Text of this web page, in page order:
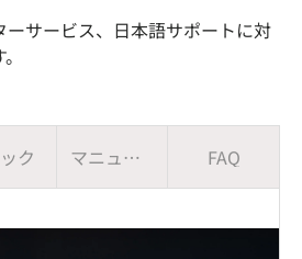
ーサービス、日本語サポートに対
ク マニュアル FAQ